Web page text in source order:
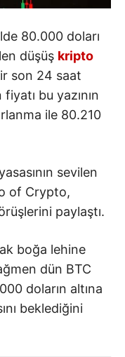
80.000 doları
düşüş kripto
son 24 saat
bu yazının
ile 80.210
sevilen
of Crypto,
paylaştı.
boğa lehine
dün BTC
doların altına
beklediğini